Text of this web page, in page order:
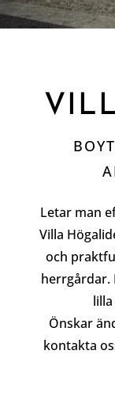
Letar man
Villa
och
herrgårdar.
Önskar
kontakta